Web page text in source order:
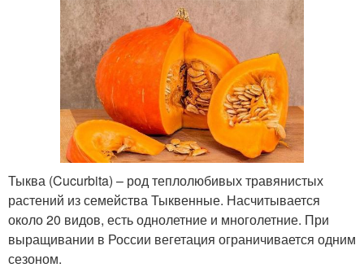
Тыква (Cucurbita) – род теплолюбивых травянистых
растений из семейства Тыквенные. Насчитывается
около 20 видов, есть однолетние и многолетние. При
выращивании в России вегетация ограничивается одним
сезоном.